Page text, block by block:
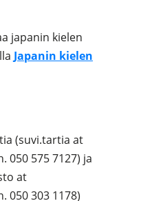
japanin kielen
Japanin kielen
(suvi.tartia at
050 575 7127) ja
at
050 303 1178)